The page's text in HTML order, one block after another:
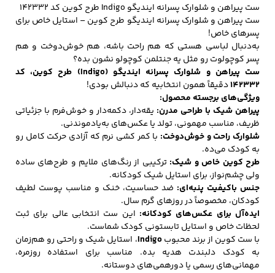
کیف مردانه
کیف پول و جاکارتی
مردانه
کفش مردانه شال و کلاه مردانه
لباس زیر و راحتی
مردانه
لباس زیر مردانه لباس راحتی مردانه
ست پیراهن و شلوارک پسرانه ایندیگو Indigo طرح کوین کد 142332
ست پیراهن و شلوارک پسرانه ایندیگو طرح کوین – استایل خاص برای
پسرهای خاص!
به‌دنبال لباسی هستی که هم راحت باشه، هم خوش‌دوخت و هم
پسر کوچولوت رو مثل یه جنتلمن کوچولو نشون بده؟
ست پیراهن و شلوارک پسرانه ایندیگو (Indigo) طرح کوین، کد
142332دقیقاً همون انتخابیه که دنبالش بودی!
ویژگی‌های برجسته محصول:
پیراهن شیک با طراحی مدرن: یقه‌دار، دکمه‌دار و خوش‌فرم با جزئیاتی
ظریف، مناسب مهمونی، تولد یا عکس‌های به‌یادموندنی.
شلوارک راحت و خوش‌دوخت: با کمر کشی نرم که آزادی حرکت کامل رو
به کودک می‌ده.
طرح کوین خاص و شیک: ترکیبی از رنگ‌های ملایم و طرح‌های ساده
ولی چشم‌نواز، برای استایل شیک کودکانه.
جنس باکیفیت پنبه‌ای: ضد حساسیت، خنک و مناسب پوست لطیف
کودکان، مخصوصاً در روزهای گرم سال.
ایده‌آل برای عکس‌های کودکانه: این ست انتخابی عالی برای ثبت
لحظات خاص و استایل تابستونی کودک شماست.
با ست کوین از برند محبوبIndigo، استایل شیک و راحتی رو هم‌زمان
به کودک دلبندت هدیه بده. مناسب برای استفاده روزمره،
مهمانی‌های رسمی یا دورهمی‌های دوستانه.